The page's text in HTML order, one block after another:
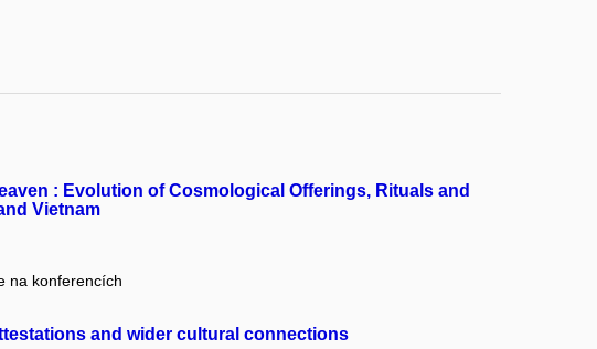
: Evolution of Cosmological Offerings, Rituals and
Vietnam
na konferencích
and wider cultural connections